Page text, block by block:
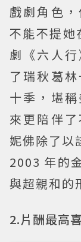
戲劇角色
不能不提她
劇《六人
了瑞秋葛
十季，堪
來更陪伴
妮佛除了以
2003 年的
與超親和的
2.片酬最高